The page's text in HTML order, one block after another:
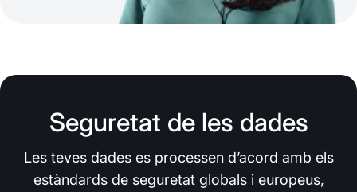
Seguretat de les dades
Les teves dades es processen d’acord amb els
estàndards de seguretat globals i europeus,